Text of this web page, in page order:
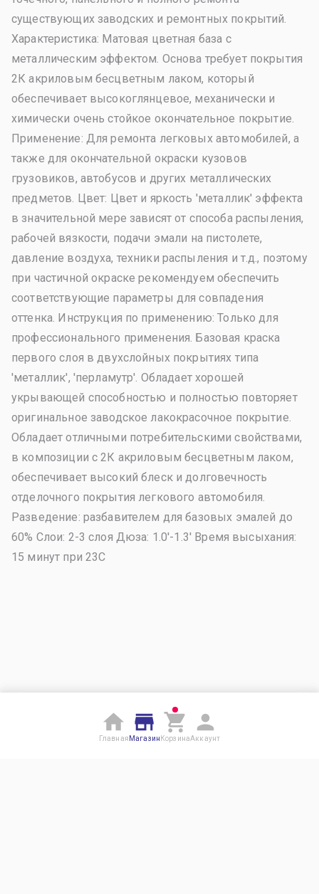
существующих заводских и ремонтных покрытий.
Характеристика: Матовая цветная база с
металлическим эффектом. Основа требует покрытия
2К акриловым бесцветным лаком, который
обеспечивает высокоглянцевое, механически и
химически очень стойкое окончательное покрытие.
Применение: Для ремонта легковых автомобилей, а
также для окончательной окраски кузовов
грузовиков, автобусов и других металлических
предметов. Цвет: Цвет и яркость 'металлик' эффекта
в значительной мере зависят от способа распыления,
рабочей вязкости, подачи эмали на пистолете,
давление воздуха, техники распыления и т.д., поэтому
при частичной окраске рекомендуем обеспечить
соответствующие параметры для совпадения
оттенка. Инструкция по применению: Только для
профессионального применения. Базовая краска
первого слоя в двухслойных покрытиях типа
'металлик', 'перламутр'. Обладает хорошей
укрывающей способностью и полностью повторяет
оригинальное заводское лакокрасочное покрытие.
Обладает отличными потребительскими свойствами,
в композиции с 2К акриловым бесцветным лаком,
обеспечивает высокий блеск и долговечность
отделочного покрытия легкового автомобиля.
Разведение: разбавителем для базовых эмалей до
60% Слои: 2-3 слоя Дюза: 1.0'-1.3' Время высыхания:
15 минут при 23С
Главная Магазин КорзинаАккаунт